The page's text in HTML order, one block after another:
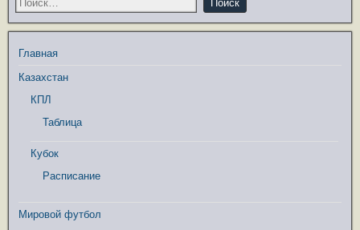
Главная
Казахстан
КПЛ
Таблица
Кубок
Расписание
Мировой футбол